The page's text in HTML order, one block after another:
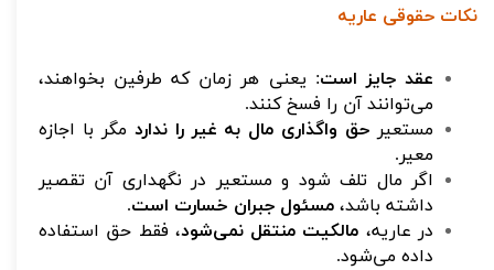
نکات حقوقی عاریه
عقد جایز است: یعنی هر زمان که طرفین بخواهند،
می‌توانند آن را فسخ کنند.
مستعیر حق واگذاری مال به غیر را ندارد مگر با اجازه
معیر.
اگر مال تلف شود و مستعیر در نگهداری آن تقصیر
داشته باشد، مسئول جبران خسارت است.
در عاریه، مالکیت منتقل نمی‌شود، فقط حق استفاده
داده می‌شود.